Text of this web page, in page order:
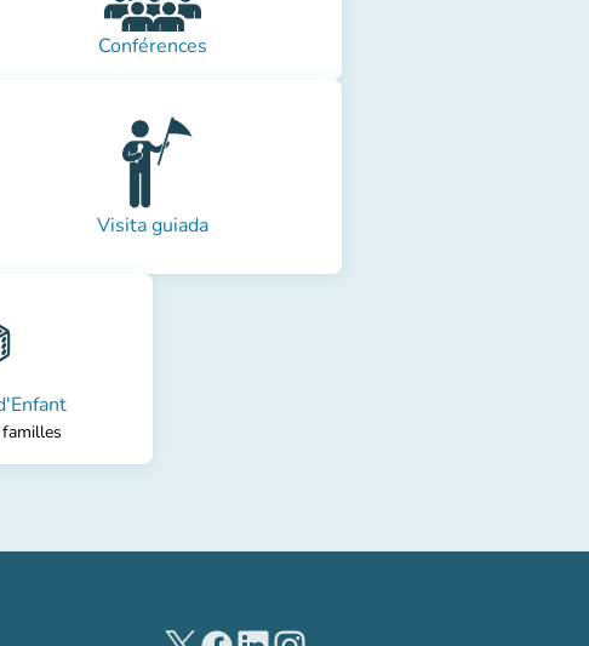
Conférences
Visita guiada
(new tab)(new tab)(new tab)